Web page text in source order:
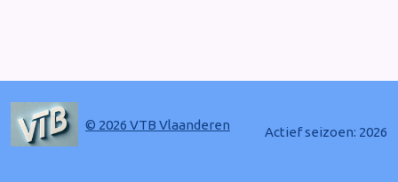
© 2026 VTB Vlaanderen Actief seizoen: 2026